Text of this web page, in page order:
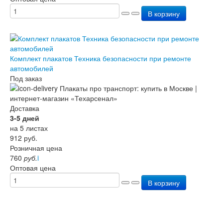
В корзину
Комплект плакатов Техника безопасности при ремонте
автомобилей
Под заказ
Доставка
3-5 дней
на 5 листах
912 руб.
Розничная цена
760 руб.i
Оптовая цена
В корзину